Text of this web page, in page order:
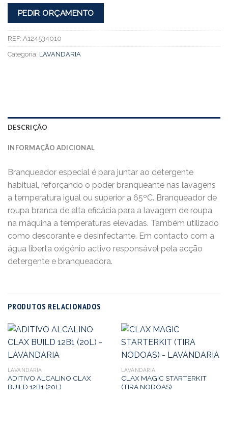
PEDIR ORÇAMENTO
REF: A124534010
Categoria: LAVANDARIA
DESCRIÇÃO
INFORMAÇÃO ADICIONAL
Branqueador especial é para juntar ao detergente
habitual, reforçando o poder branqueante nas lavagens
a temperatura igual ou superior a 65ºC. Branqueador de
roupa branca de alta eficácia para a lavagem de roupa
na máquina a temperaturas elevadas. Também utilizado
como descorante e desinfectante. Em contacto com a
água liberta oxigénio activo responsável pela acção
detergente e branqueadora.
PRODUTOS RELACIONADOS
LAVANDARIA
ADITIVO ALCALINO CLAX
BUILD 12B1 (20L)
LAVANDARIA
CLAX MAGIC STARTERKIT
(TIRA NODOAS)